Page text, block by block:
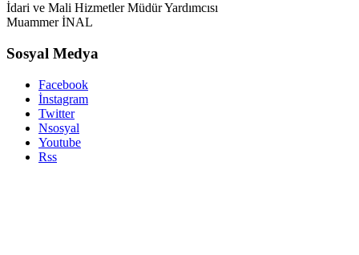
İdari ve Mali Hizmetler Müdür Yardımcısı
Muammer İNAL
Sosyal Medya
Facebook
İnstagram
Twitter
Nsosyal
Youtube
Rss